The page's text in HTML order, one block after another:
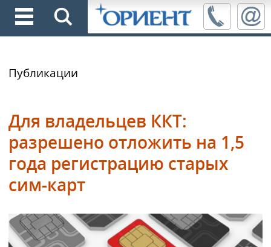
Публикации
Для владельцев ККТ:
разрешено отложить на 1,5
года регистрацию старых
сим-карт